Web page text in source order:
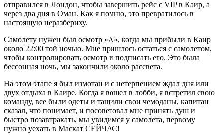
отправился в Лондон, чтобы завершить рейс с VIP в Каир, а
через два дня в Оман. Как я помню, это превратилось в
настоящую неразбериху.
Самолету нужен был осмотр «A», когда мы прибыли в Каир
около 22:00 той ночью. Мне пришлось остаться с самолетом,
чтобы контролировать осмотр и подписать его. Это была
бессонная ночь, мы закончили около рассвета.
На этом этапе я был измотан и с нетерпением ждал дня или
двух отдыха в Каире. Когда я вошел в лобби, я встретил свою
команду, все были одеты и тащили свои чемоданы, капитан
сказал, что понимает, и посоветовал мне принять душ и
быстро позавтракать, мы увидимся у самолета, первому
нужно уехать в Маскат СЕЙЧАС!